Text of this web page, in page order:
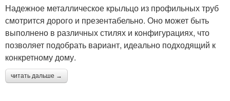
Надежное металлическое крыльцо из профильных труб
смотрится дорого и презентабельно. Оно может быть
выполнено в различных стилях и конфигурациях, что
позволяет подобрать вариант, идеально подходящий к
конкретному дому.
читать дальше →